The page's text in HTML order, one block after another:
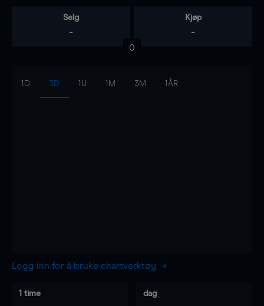
Selg
-
Kjøp
-
0
1D 3D 1U 1M 3M 1ÅR
Logg inn for å bruke chartverktøy
1 time dag